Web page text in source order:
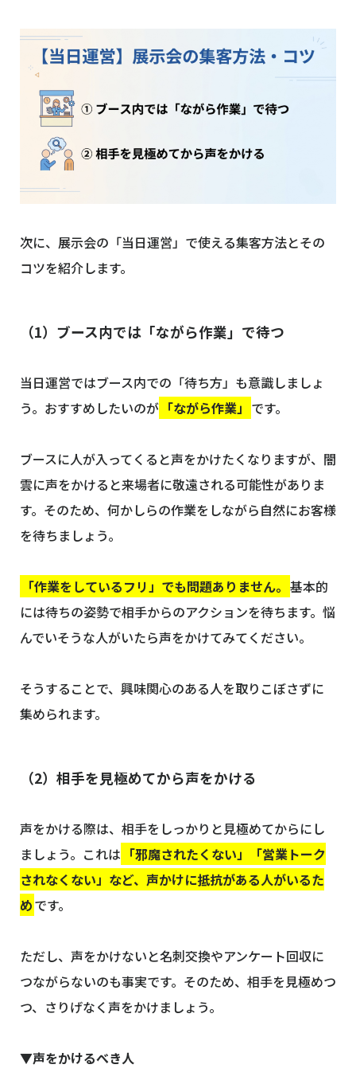
次に、展示会の「当日運営」で使える集客方法とその
コツを紹介します。
（1）ブース内では「ながら作業」で待つ
当日運営ではブース内での「待ち方」も意識しましょ
う。おすすめしたいのが 「ながら作業」 です。
ブースに人が入ってくると声をかけたくなりますが、闇
雲に声をかけると来場者に敬遠される可能性がありま
す。そのため、何かしらの作業をしながら自然にお客様
を待ちましょう。
「作業をしているフリ」でも問題ありません。 基本的
には待ちの姿勢で相手からのアクションを待ちます。悩
んでいそうな人がいたら声をかけてみてください。
そうすることで、興味関心のある人を取りこぼさずに
集められます。
（2）相手を見極めてから声をかける
声をかける際は、相手をしっかりと見極めてからにし
ましょう。これは 「邪魔されたくない」「営業トーク
されなくない」など、声かけに抵抗がある人がいるた
めです。
ただし、声をかけないと名刺交換やアンケート回収に
つながらないのも事実です。そのため、相手を見極めつ
つ、さりげなく声をかけましょう。
▼声をかけるべき人